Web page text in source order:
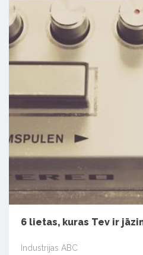
6 lietas, kuras Tev ir
Industrijas ABC